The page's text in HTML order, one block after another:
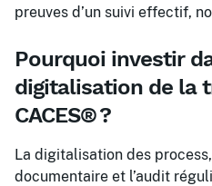
preuves d’un suivi effectif,
Pourquoi investir
digitalisation de la
CACES® ?
La digitalisation des
documentaire et l’audit